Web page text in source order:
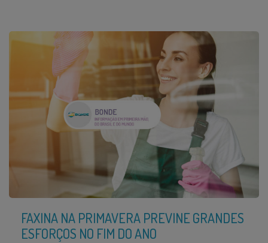
FAXINA NA PRIMAVERA PREVINE GRANDES
ESFORÇOS NO FIM DO ANO